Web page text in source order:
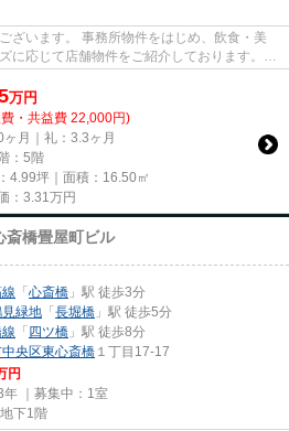
ざいます。 事務所物件をはじめ、飲食・美
に応じて店舗物件をご紹介しております。
万円
・共益費 22,000円)
ヶ月｜礼：3.3ヶ月
：5階
4.99坪｜面積：16.50㎡
： 3.31 万円
斎橋畳屋町ビル
「心斎橋 」駅 徒歩3分
緑地 「長堀橋 」駅 徒歩5分
「四ツ橋 」駅 徒歩8分
央区東心斎橋 １丁目17-17
円
｜募集中： 1室
下1階